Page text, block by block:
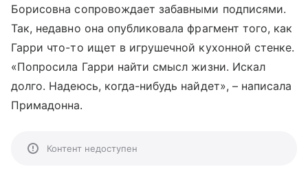
Борисовна сопровождает забавными подписями.
Так, недавно она опубликовала фрагмент того, как
Гарри что-то ищет в игрушечной кухонной стенке.
«Попросила Гарри найти смысл жизни. Искал
долго. Надеюсь, когда-нибудь найдет», – написала
Примадонна.
Контент недоступен